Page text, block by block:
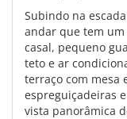
Subindo na
andar que tem
casal, pequeno
teto e ar
terraço com mesa
espreguiçadeiras
vista panorâmica